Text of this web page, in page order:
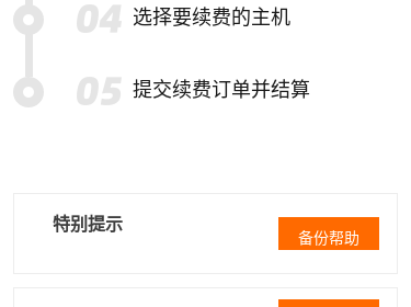
选择要续费的主机
提交续费订单并结算
特别提示
备份帮助